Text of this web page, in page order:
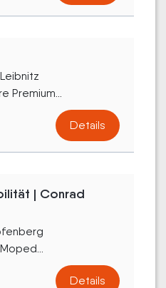
Premium...
Details
| Conrad
Details